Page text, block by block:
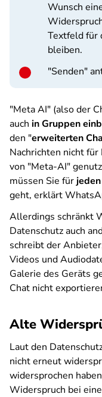
Wunsch
Textfeld für
bleiben.
"Senden"
"Meta AI" (also der
auch in Gruppen
den "erweiterten
Nachrichten nicht
von "Meta-AI"
müssen Sie für
geht, erklärt
Allerdings schränkt
Datenschutz auch
schreibt der
Videos und
Galerie des Geräts
Chat nicht
Alte
Laut den
nicht erneut
widersprochen
Widerspruch bei